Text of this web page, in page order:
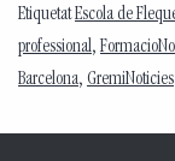
EtiquetatEscola de
professional,
Barcelona, GremiNoticies